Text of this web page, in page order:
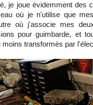
je joue évidemment des
où je n'utilise que
où j'associe mes
pour guimbarde, et
transformés par